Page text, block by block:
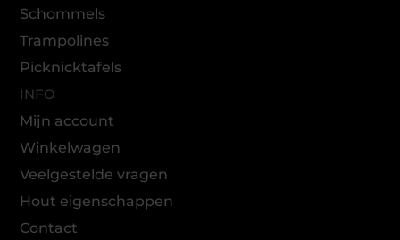
Schommels
Trampolines
Picknicktafels
INFO
Mijn account
Winkelwagen
Veelgestelde vragen
Hout eigenschappen
Contact